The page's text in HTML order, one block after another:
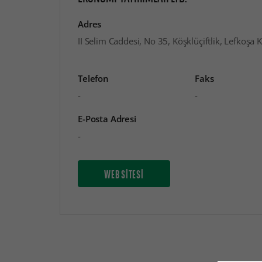
Adres
II Selim Caddesi, No 35, Köşklüçiftlik, Lefkoşa
Telefon
-
Faks
-
E-Posta Adresi
-
WEB SİTESİ